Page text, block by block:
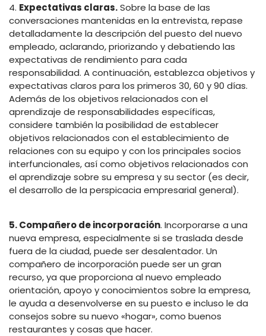
4. Expectativas claras.Sobre la base de las
conversaciones mantenidas en la entrevista, repase
detalladamente la descripción del puesto del nuevo
empleado, aclarando, priorizando y debatiendo las
expectativas de rendimiento para cada
responsabilidad. A continuación, establezca objetivos y
expectativas claros para los primeros 30, 60 y 90 días.
Además de los objetivos relacionados con el
aprendizaje de responsabilidades específicas,
considere también la posibilidad de establecer
objetivos relacionados con el establecimiento de
relaciones con su equipo y con los principales socios
interfuncionales, así como objetivos relacionados con
el aprendizaje sobre su empresa y su sector (es decir,
el desarrollo de la perspicacia empresarial general).
5. Compañero de incorporación. Incorporarse a una
nueva empresa, especialmente si se traslada desde
fuera de la ciudad, puede ser desalentador. Un
compañero de incorporación puede ser un gran
recurso, ya que proporciona al nuevo empleado
orientación, apoyo y conocimientos sobre la empresa,
le ayuda a desenvolverse en su puesto e incluso le da
consejos sobre su nuevo «hogar», como buenos
restaurantes y cosas que hacer.